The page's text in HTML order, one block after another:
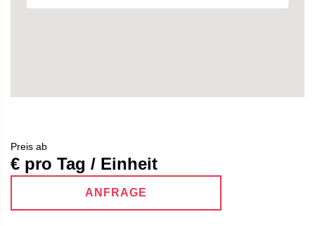
Preis ab
€ pro Tag / Einheit
ANFRAGE